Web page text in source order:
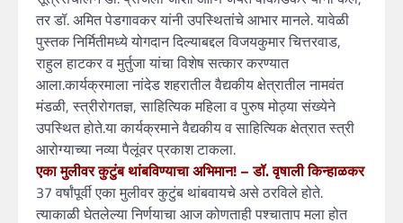
तर डॉ. अमित पेडगावकर यांनी उपस्थितांचे आभार मानले. यावेळी
पुस्तक निर्मितीमध्ये योगदान दिल्याबद्दल विजयकुमार चित्तरवाड,
राहुल हाटकर व मुर्तुजा यांचा विशेष सत्कार करण्यात
आला.कार्यक्रमाला नांदेड शहरातील वैद्यकीय क्षेत्रातील नामवंत
मंडळी, स्त्रीरोगतज्ञ, साहित्यिक महिला व पुरुष मोठ्या संख्येने
उपस्थित होते.या कार्यक्रमाने वैद्यकीय व साहित्यिक क्षेत्रात स्त्री
आरोग्याच्या नव्या पैलूंवर प्रकाश टाकला.
एका मुलीवर कुटुंब थांबविण्याचा अभिमान! – डॉ. वृषाली किन्हाळकर
37 वर्षांपूर्वी एका मुलीवर कुटुंब थांबवायचे असे ठरविले होते.
त्याकाळी घेतलेल्या निर्णयाचा आज कोणताही पश्चाताप मला होत